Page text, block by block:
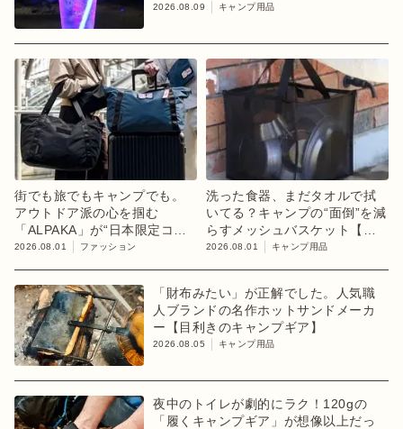
2026.08.09 キャンプ用品
街でも旅でもキャンプでも。
アウトドア派の心を掴む
「ALPAKA」が“日本限定コレ
クション”第3弾を発売
2026.08.01 ファッション
洗った食器、まだタオルで拭
いてる？キャンプの“面倒”を減
らすメッシュバスケット【目
利きのキャンプギア】
2026.08.01 キャンプ用品
「財布みたい」が正解でした。人気職
人ブランドの名作ホットサンドメーカ
ー【目利きのキャンプギア】
2026.08.05 キャンプ用品
夜中のトイレが劇的にラク！120gの
「履くキャンプギア」が想像以上だっ